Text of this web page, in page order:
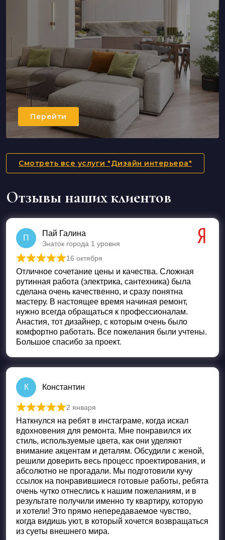
Перейти
Смотреть все услуги "Дизайн интерьера"
Отзывы наших клиентов
П
Пай Галина
Знаток города 1 уровня
Оценка5 из 5
16 октября
Отличное сочетание цены и качества. Сложная
рутинная работа (электрика, сантехника) была
сделана очень качественно, и сразу понятна
мастеру. В настоящее время начиная ремонт,
нужно всегда обращаться к профессионалам.
Анастия, тот дизайнер, с которым очень было
комфортно работать. Все пожелания были учтены.
Большое спасибо за проект.
К Константин
Оценка 5из 5
2 января
Наткнулся на ребят в инстаграме, когда искал
вдохновения для ремонта. Мне понравился их
стиль, используемые цвета, как они уделяют
внимание акцентам и деталям. Обсудили с женой,
решили доверить весь процесс проектирования, и
абсолютно не прогадали. Мы подготовили кучу
ссылок на понравившиеся готовые работы, ребята
очень чутко отнеслись к нашим пожеланиям, и в
результате получили именно ту квартиру, которую
и хотели! Это прямо непередаваемое чувство,
когда видишь уют, в который хочется возвращаться
из суеты внешнего мира.